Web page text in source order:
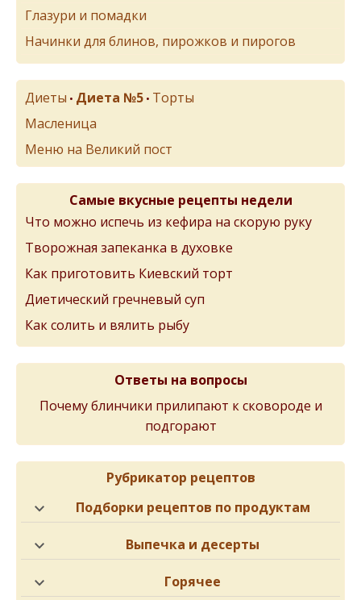
Глазури и помадки
Начинки для блинов, пирожков и пирогов
Диеты • Диета №5 • Торты
Масленица
Меню на Великий пост
Самые вкусные рецепты недели
Что можно испечь из кефира на скорую руку
Творожная запеканка в духовке
Как приготовить Киевский торт
Диетический гречневый суп
Как солить и вялить рыбу
Ответы на вопросы
Почему блинчики прилипают к сковороде и
подгорают
Рубрикатор рецептов
Подборки рецептов по продуктам
Выпечка и десерты
Горячее